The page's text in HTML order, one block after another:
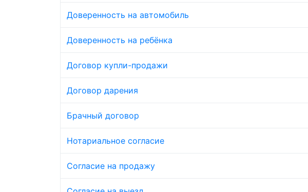
Доверенность на автомобиль
Доверенность на ребёнка
Договор купли-продажи
Договор дарения
Брачный договор
Нотариальное согласие
Согласие на продажу